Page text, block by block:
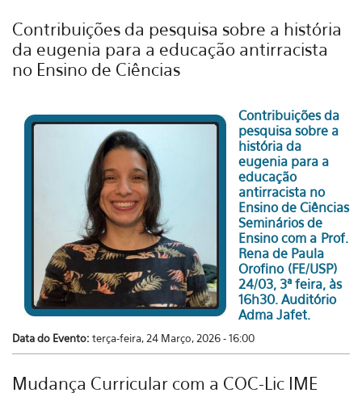
Contribuições da pesquisa sobre a história
da eugenia para a educação antirracista
no Ensino de Ciências
Contribuições da
pesquisa sobre a
história da
eugenia para a
educação
antirracista no
Ensino de Ciências
Seminários de
Ensino com a Prof.
Rena de Paula
Orofino (FE/USP)
24/03, 3ª feira, às
16h30. Auditório
Adma Jafet.
Data do Evento: terça-feira, 24 Março, 2026 - 16:00
Mudança Curricular com a COC-Lic IME